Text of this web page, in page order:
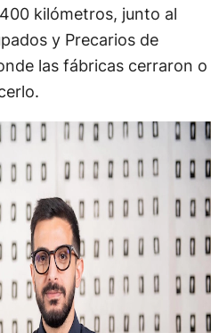
kilómetros, junto al
y Precarios de
las fábricas cerraron o